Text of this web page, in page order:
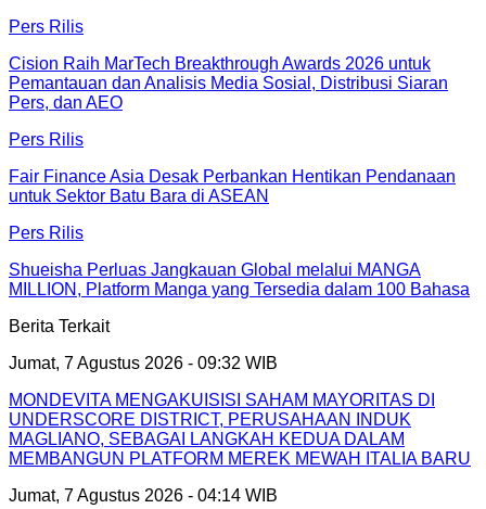
Pers Rilis
Cision Raih MarTech Breakthrough Awards 2026 untuk
Pemantauan dan Analisis Media Sosial, Distribusi Siaran
Pers, dan AEO
Pers Rilis
Fair Finance Asia Desak Perbankan Hentikan Pendanaan
untuk Sektor Batu Bara di ASEAN
Pers Rilis
Shueisha Perluas Jangkauan Global melalui MANGA
MILLION, Platform Manga yang Tersedia dalam 100 Bahasa
Berita Terkait
Jumat, 7 Agustus 2026 - 09:32 WIB
MONDEVITA MENGAKUISISI SAHAM MAYORITAS DI
UNDERSCORE DISTRICT, PERUSAHAAN INDUK
MAGLIANO, SEBAGAI LANGKAH KEDUA DALAM
MEMBANGUN PLATFORM MEREK MEWAH ITALIA BARU
Jumat, 7 Agustus 2026 - 04:14 WIB